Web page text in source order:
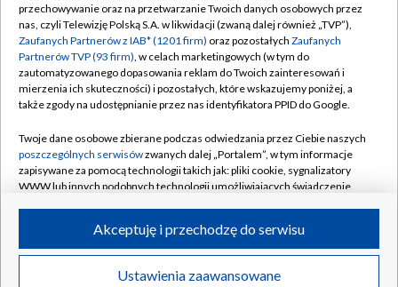
Abonament TVP
Emisja w TVP
Centrum informacji TVP
Naziemna Telewizja Cyfrowa
Rada Programowa
System NOS
Informacje o nadawcy
Program dla prasy
Regulamin TVP
Polityka prywatności
Moje zgody
Pomoc
Kontakt
Kanały
©2026 Telewizja Polska S.A. w likwidacji
przechowywanie oraz na przetwarzanie Twoich danych osobowych przez
nas, czyli Telewizję Polską S.A. w likwidacji (zwaną dalej również „TVP”),
Zaufanych Partnerów z IAB* (1201 firm) oraz pozostałych Zaufanych
Partnerów TVP (93 firm), w celach marketingowych (w tym do
zautomatyzowanego dopasowania reklam do Twoich zainteresowań i
mierzenia ich skuteczności) i pozostałych, które wskazujemy poniżej, a
także zgody na udostępnianie przez nas identyfikatora PPID do Google.
Twoje dane osobowe zbierane podczas odwiedzania przez Ciebie naszych
poszczególnych serwisówzwanych dalej „Portalem”, w tym informacje
zapisywane za pomocą technologii takich jak: pliki cookie, sygnalizatory
WWW lub innych podobnych technologii umożliwiających świadczenie
ruchu w Internecie.
Twoje dane osobowe zbierane podczas odwiedzania przez Ciebie
poszczególnych serwisówna Portalu, takie jak adresy IP, identyfikatory
Ustawienia zaawansowane
Akceptuję i przechodzę do serwisu